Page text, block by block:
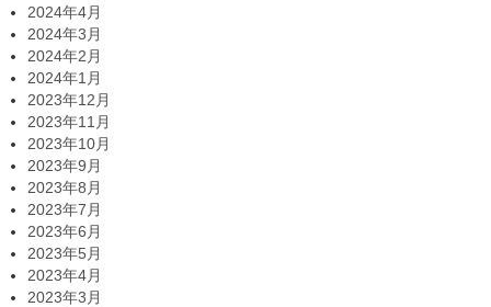
2024年4月
2024年3月
2024年2月
2024年1月
2023年12月
2023年11月
2023年10月
2023年9月
2023年8月
2023年7月
2023年6月
2023年5月
2023年4月
2023年3月